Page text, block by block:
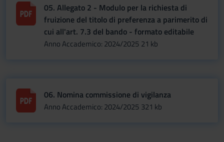
05. Allegato 2 - Modulo per la richiesta di
fruizione del titolo di preferenza a parimerito di
cui all'art. 7.3 del bando - formato editabile
Anno Accademico: 2024/2025 21 kb
06. Nomina commissione di vigilanza
Anno Accademico: 2024/2025 321 kb